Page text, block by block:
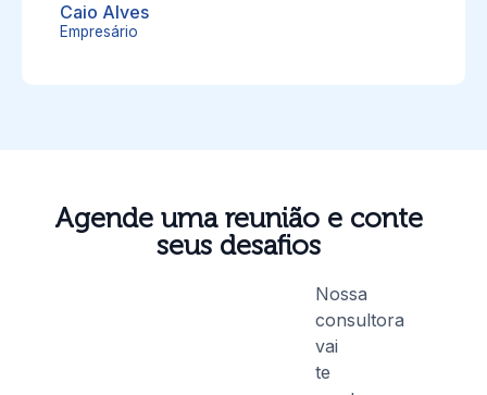
Caio Alves
Empresário
Agende uma reunião e conte
seus desafios
Nossa
consultora
vai
te